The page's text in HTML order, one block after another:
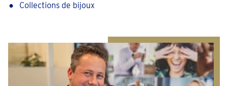
Collections de bijoux